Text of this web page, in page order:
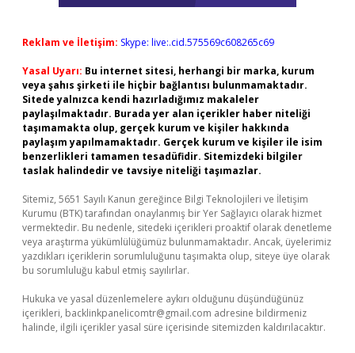
Reklam ve İletişim: Skype: live:.cid.575569c608265c69
Yasal Uyarı: Bu internet sitesi, herhangi bir marka, kurum
veya şahıs şirketi ile hiçbir bağlantısı bulunmamaktadır.
Sitede yalnızca kendi hazırladığımız makaleler
paylaşılmaktadır. Burada yer alan içerikler haber niteliği
taşımamakta olup, gerçek kurum ve kişiler hakkında
paylaşım yapılmamaktadır. Gerçek kurum ve kişiler ile isim
benzerlikleri tamamen tesadüfidir. Sitemizdeki bilgiler
taslak halindedir ve tavsiye niteliği taşımazlar.
Sitemiz, 5651 Sayılı Kanun gereğince Bilgi Teknolojileri ve İletişim
Kurumu (BTK) tarafından onaylanmış bir Yer Sağlayıcı olarak hizmet
vermektedir. Bu nedenle, sitedeki içerikleri proaktif olarak denetleme
veya araştırma yükümlülüğümüz bulunmamaktadır. Ancak, üyelerimiz
yazdıkları içeriklerin sorumluluğunu taşımakta olup, siteye üye olarak
bu sorumluluğu kabul etmiş sayılırlar.
Hukuka ve yasal düzenlemelere aykırı olduğunu düşündüğünüz
içerikleri, backlinkpanelicomtr@gmail.com adresine bildirmeniz
halinde, ilgili içerikler yasal süre içerisinde sitemizden kaldırılacaktır.